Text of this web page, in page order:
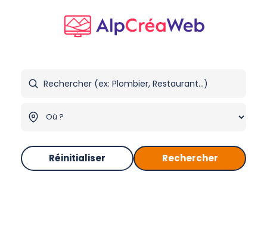
Réinitialiser Rechercher